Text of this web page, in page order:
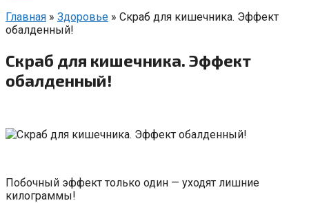
Главная » Здоровье » Скраб для кишечника. Эффект
обалденный!
Скраб для кишечника. Эффект
обалденный!
Побочный эффект только один — уходят лишние
килограммы!